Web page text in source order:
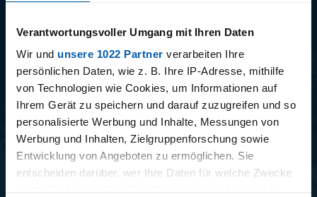
Verantwortungsvoller Umgang mit Ihren Daten
Wir und unsere 1022 Partner verarbeiten Ihre
persönlichen Daten, wie z. B. Ihre IP-Adresse, mithilfe
von Technologien wie Cookies, um Informationen auf
Ihrem Gerät zu speichern und darauf zuzugreifen und so
personalisierte Werbung und Inhalte, Messungen von
Werbung und Inhalten, Zielgruppenforschung sowie
Entwicklung von Angeboten zu ermöglichen. Sie
entscheiden darüber, wer Ihre Daten für welche Zwecke
15 - STAFF-TALK 14 - STÜBI
BUNDESLIGA SAISON 2025/2026